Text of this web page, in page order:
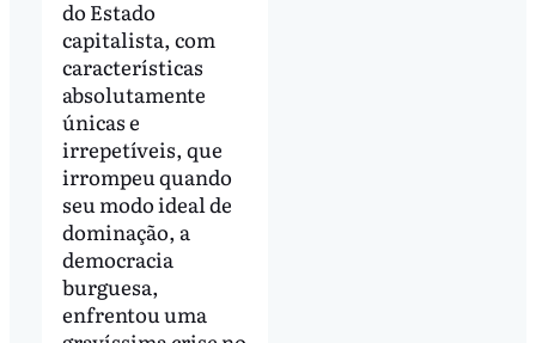
do Estado
capitalista, com
características
absolutamente
únicas e
irrepetíveis, que
irrompeu quando
seu modo ideal de
dominação, a
democracia
burguesa,
enfrentou uma